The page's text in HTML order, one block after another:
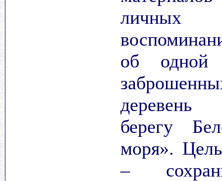
личных
об одной
деревень
берегу
моря».
–